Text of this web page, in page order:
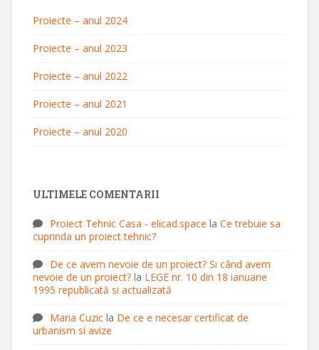
Proiecte – anul 2024
Proiecte – anul 2023
Proiecte – anul 2022
Proiecte – anul 2021
Proiecte – anul 2020
ULTIMELE COMENTARII
Proiect Tehnic Casa - elicad.space la Ce trebuie sa
cuprinda un proiect tehnic?
De ce avem nevoie de un proiect? Si când avem
nevoie de un proiect? la LEGE nr. 10 din 18 ianuarie
1995 republicată si actualizată
Maria Cuzic la De ce e necesar certificat de
urbanism si avize